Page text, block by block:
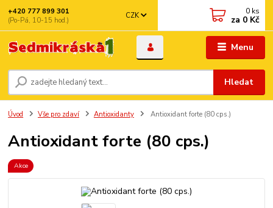
Menu
CZK
Hledat
+420 777 899 301
(Po-Pá, 10-15 hod.)
0 ks
za 0 Kč
Úvod Vše pro zdaví Antioxidanty Antioxidant forte (80 cps.)
Antioxidant forte (80 cps.)
Akce